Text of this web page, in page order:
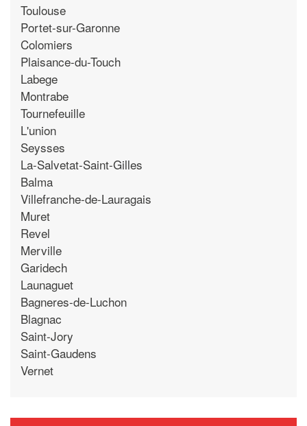
Toulouse
Portet-sur-Garonne
Colomiers
Plaisance-du-Touch
Labege
Montrabe
Tournefeuille
L'union
Seysses
La-Salvetat-Saint-Gilles
Balma
Villefranche-de-Lauragais
Muret
Revel
Merville
Garidech
Launaguet
Bagneres-de-Luchon
Blagnac
Saint-Jory
Saint-Gaudens
Vernet